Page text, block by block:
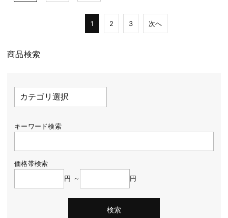
1 2 3 次へ
商品検索
キーワード検索
価格帯検索
円 ～
円